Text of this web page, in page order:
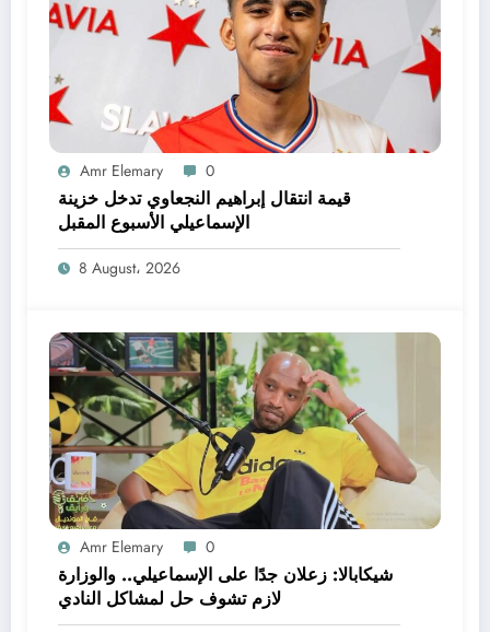
Amr Elemary 0
قيمة انتقال إبراهيم النجعاوي تدخل خزينة
الإسماعيلي الأسبوع المقبل
8 August، 2026
Amr Elemary 0
شيكابالا: زعلان جدًا على الإسماعيلي.. والوزارة
لازم تشوف حل لمشاكل النادي